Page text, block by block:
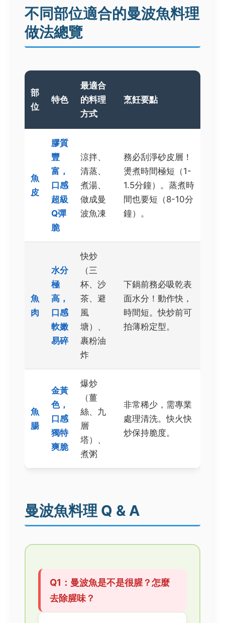
不同部位適合的曼波魚料理
做法總覽
部
位
特色
最適合
的料理
方式
烹飪要點
魚
皮
膠質
豐
富，
口感
超級
Q彈
脆
涼拌、
清蒸、
煮湯、
做成曼
波魚凍
務必刮淨砂皮層！
燙煮時間極短（1-
1.5分鐘）。蒸煮時
間也要短（8-10分
鐘）。
魚
肉
水分
極
高，
口感
軟嫩
易碎
快炒
（三
杯、沙
茶、避
風
塘）、
裹粉油
炸
下鍋前務必吸乾表
面水分！動作快，
時間短。快炒前可
拍薄粉定型。
魚
腸
金黃
色，
口感
獨特
爽脆
爆炒
（薑
絲、九
層
塔）、
煮粥
非常稀少，需專業
處理清洗。快火快
炒保持脆度。
曼波魚料理 Q & A
Q1：曼波魚是不是很腥？怎麼
去除腥味？